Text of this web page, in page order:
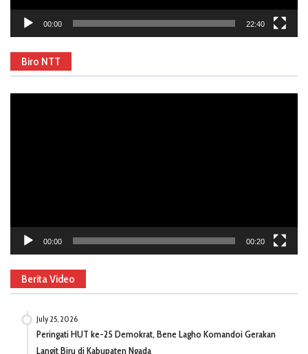
00:00 22:40
Biro NTT
00:00 00:20
Berita Video
July 25, 2026
Peringati HUT ke-25 Demokrat, Bene Lagho Komandoi Gerakan
Langit Biru di Kabupaten Ngada